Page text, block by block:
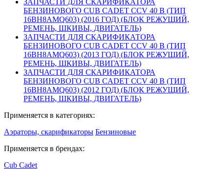
БЕНЗИНОВОГО CUB CADET CCV 40 B (ТИП
16BH8AMQ603) (2016 ГОД) (БЛОК РЕЖУЩИЙ,
РЕМЕНЬ, ШКИВЫ, ДВИГАТЕЛЬ)
ЗАПЧАСТИ ДЛЯ СКАРИФИКАТОРА
БЕНЗИНОВОГО CUB CADET CCV 40 B (ТИП
16BH8AMQ603) (2013 ГОД) (БЛОК РЕЖУЩИЙ,
РЕМЕНЬ, ШКИВЫ, ДВИГАТЕЛЬ)
ЗАПЧАСТИ ДЛЯ СКАРИФИКАТОРА
БЕНЗИНОВОГО CUB CADET CCV 40 B (ТИП
16BH8AMQ603) (2012 ГОД) (БЛОК РЕЖУЩИЙ,
РЕМЕНЬ, ШКИВЫ, ДВИГАТЕЛЬ)
Применяется в категориях:
Аэраторы, скарификаторы Бензиновые
Применяется в брендах:
Cub Cadet